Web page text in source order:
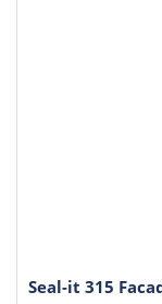
Seal-it 315